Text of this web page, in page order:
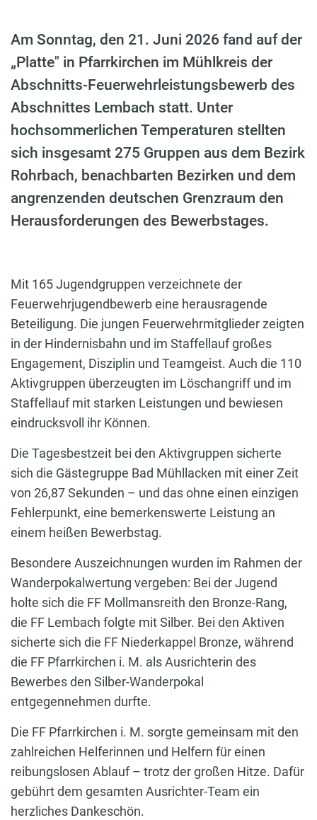
Am Sonntag, den 21. Juni 2026 fand auf der
„Platte" in Pfarrkirchen im Mühlkreis der
Abschnitts-Feuerwehrleistungsbewerb des
Abschnittes Lembach statt. Unter
hochsommerlichen Temperaturen stellten
sich insgesamt 275 Gruppen aus dem Bezirk
Rohrbach, benachbarten Bezirken und dem
angrenzenden deutschen Grenzraum den
Herausforderungen des Bewerbstages.
Mit 165 Jugendgruppen verzeichnete der
Feuerwehrjugendbewerb eine herausragende
Beteiligung. Die jungen Feuerwehrmitglieder zeigten
in der Hindernisbahn und im Staffellauf großes
Engagement, Disziplin und Teamgeist. Auch die 110
Aktivgruppen überzeugten im Löschangriff und im
Staffellauf mit starken Leistungen und bewiesen
eindrucksvoll ihr Können.
Die Tagesbestzeit bei den Aktivgruppen sicherte
sich die Gästegruppe Bad Mühllacken mit einer Zeit
von 26,87 Sekunden – und das ohne einen einzigen
Fehlerpunkt, eine bemerkenswerte Leistung an
einem heißen Bewerbstag.
Besondere Auszeichnungen wurden im Rahmen der
Wanderpokalwertung vergeben: Bei der Jugend
holte sich die FF Mollmansreith den Bronze-Rang,
die FF Lembach folgte mit Silber. Bei den Aktiven
sicherte sich die FF Niederkappel Bronze, während
die FF Pfarrkirchen i. M. als Ausrichterin des
Bewerbes den Silber-Wanderpokal
entgegennehmen durfte.
Die FF Pfarrkirchen i. M. sorgte gemeinsam mit den
zahlreichen Helferinnen und Helfern für einen
reibungslosen Ablauf – trotz der großen Hitze. Dafür
gebührt dem gesamten Ausrichter-Team ein
herzliches Dankeschön.